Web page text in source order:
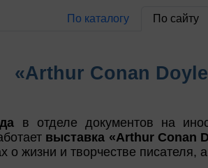
По каталогу По сайту
«Arthur Conan
в отделе документов на
выставка «Arthur Conan
о жизни и творчестве писателя,